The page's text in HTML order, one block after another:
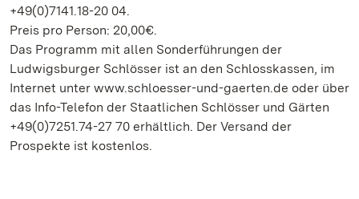
+49(0)7141.18-20 04.
Preis pro Person: 20,00€.
Das Programm mit allen Sonderführungen der
Ludwigsburger Schlösser ist an den Schlosskassen, im
Internet unter www.schloesser-und-gaerten.de oder über
das Info-Telefon der Staatlichen Schlösser und Gärten
+49(0)7251.74-27 70 erhältlich. Der Versand der
Prospekte ist kostenlos.